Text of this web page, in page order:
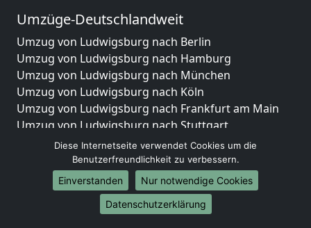
Umzüge-Deutschlandweit
Umzug von Ludwigsburg nach Berlin
Umzug von Ludwigsburg nach Hamburg
Umzug von Ludwigsburg nach München
Umzug von Ludwigsburg nach Köln
Umzug von Ludwigsburg nach Frankfurt am Main
Umzug von Ludwigsburg nach Stuttgart
Umzug von Ludwigsburg nach Düsseldorf
Umzug von Ludwigsburg nach Leipzig
Umzug von Ludwigsburg nach Dortmund
Umzug von Ludwigsburg nach Essen
Umzug von Ludwigsburg nach Bremen
Diese Internetseite verwendet Cookies um die
Benutzerfreundlichkeit zu verbessern.
Einverstanden
Nur notwendige Cookies
Datenschutzerklärung